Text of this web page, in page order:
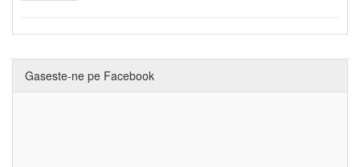
Gaseste-ne pe Facebook